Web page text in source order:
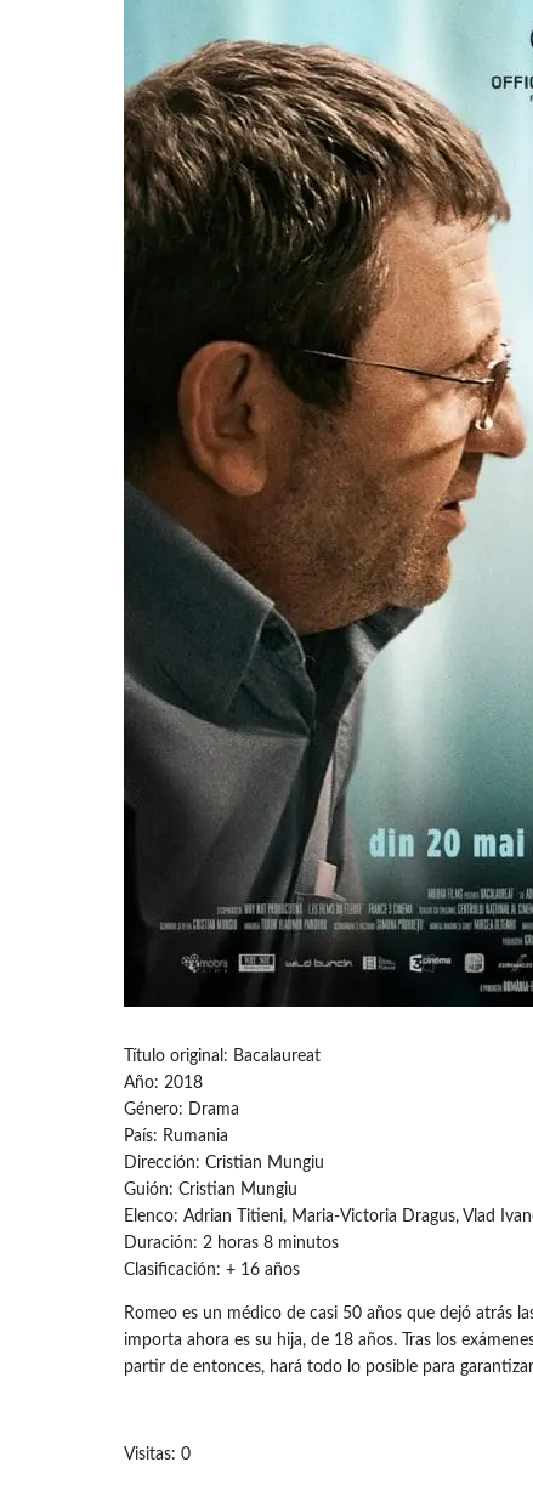
Título original: Bacalaureat
Año: 2018
Género: Drama
País: Rumania
Dirección: Cristian Mungiu
Guión: Cristian Mungiu
Elenco: Adrian Titieni, Maria-Victoria Dragus, Vlad
Duración: 2 horas 8 minutos
Clasificación: + 16 años
Romeo es un médico de casi 50 años que dejó atrás
importa ahora es su hija, de 18 años. Tras los
partir de entonces, hará todo lo posible para
Visitas: 0